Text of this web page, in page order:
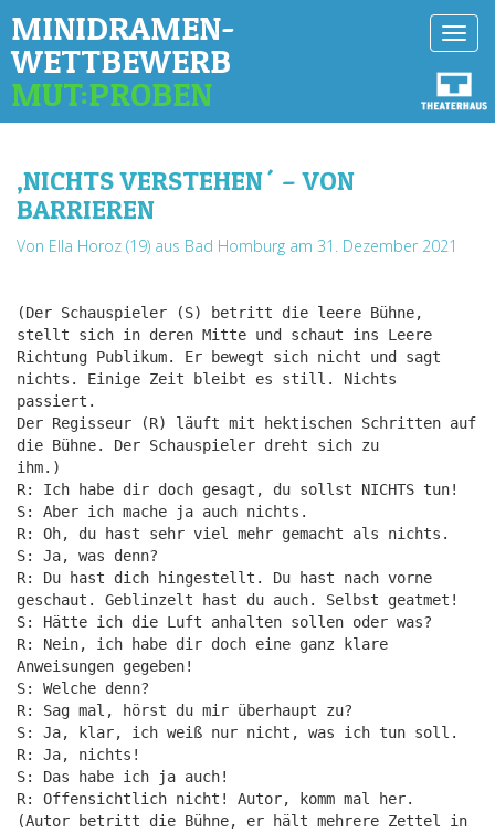
MINIDRAMEN-
WETTBEWERB
MUT:PROBEN
,NICHTS VERSTEHEN´ – VON
BARRIEREN
Von Ella Horoz (19) aus Bad Homburg am 31. Dezember 2021
(Der Schauspieler (S) betritt die leere Bühne,
stellt sich in deren Mitte und schaut ins Leere
Richtung Publikum. Er bewegt sich nicht und sagt
nichts. Einige Zeit bleibt es still. Nichts
passiert.
Der Regisseur (R) läuft mit hektischen Schritten auf
die Bühne. Der Schauspieler dreht sich zu
ihm.)
R: Ich habe dir doch gesagt, du sollst NICHTS tun!
S: Aber ich mache ja auch nichts.
R: Oh, du hast sehr viel mehr gemacht als nichts.
S: Ja, was denn?
R: Du hast dich hingestellt. Du hast nach vorne
geschaut. Geblinzelt hast du auch. Selbst geatmet!
S: Hätte ich die Luft anhalten sollen oder was?
R: Nein, ich habe dir doch eine ganz klare
Anweisungen gegeben!
S: Welche denn?
R: Sag mal, hörst du mir überhaupt zu?
S: Ja, klar, ich weiß nur nicht, was ich tun soll.
R: Ja, nichts!
S: Das habe ich ja auch!
R: Offensichtlich nicht! Autor, komm mal her.
(Autor betritt die Bühne, er hält mehrere Zettel in